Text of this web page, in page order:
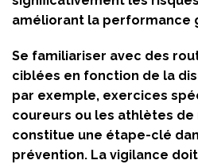
améliorant la performance
Se familiariser avec des
ciblées en fonction de la
par exemple, exercices
coureurs ou les athlètes
constitue une étape-clé
prévention. La vigilance